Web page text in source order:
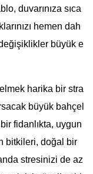
duvarınıza sıca
hemen dah
büyük e
harika bir stra
büyük bahçel
fidanlıkta, uygun
bitkileri, doğal bir
stresinizi de az